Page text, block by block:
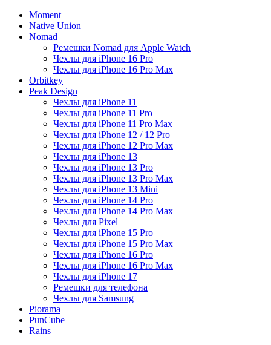
Moment
Native Union
Nomad
Ремешки Nomad для Apple Watch
Чехлы для iPhone 16 Pro
Чехлы для iPhone 16 Pro Max
Orbitkey
Peak Design
Чехлы для iPhone 11
Чехлы для iPhone 11 Pro
Чехлы для iPhone 11 Pro Max
Чехлы для iPhone 12 / 12 Pro
Чехлы для iPhone 12 Pro Max
Чехлы для iPhone 13
Чехлы для iPhone 13 Pro
Чехлы для iPhone 13 Pro Max
Чехлы для iPhone 13 Mini
Чехлы для iPhone 14 Pro
Чехлы для iPhone 14 Pro Max
Чехлы для Pixel
Чехлы для iPhone 15 Pro
Чехлы для iPhone 15 Pro Max
Чехлы для iPhone 16 Pro
Чехлы для iPhone 16 Pro Max
Чехлы для iPhone 17
Ремешки для телефона
Чехлы для Samsung
Piorama
PunCube
Rains